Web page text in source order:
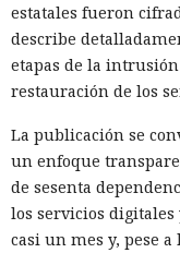
estatales fueron
describe
etapas de la
restauración de los
La publicación se
un enfoque
de sesenta
los servicios
casi un mes y, pese a